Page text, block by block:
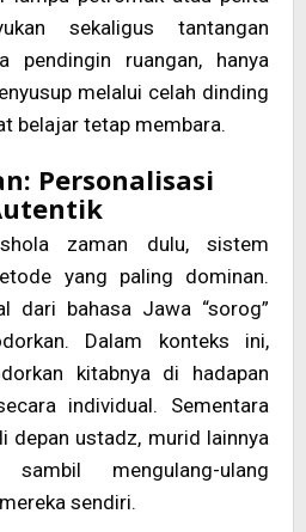
sekaligus tantangan
pendingin ruangan, hanya
melalui celah dinding
belajar tetap membara.
Personalisasi
zaman dulu, sistem
yang paling dominan.
dari bahasa Jawa “sorog”
Dalam konteks ini,
kitabnya di hadapan
individual. Sementara
depan ustadz, murid lainnya
mengulang-ulang
sendiri.